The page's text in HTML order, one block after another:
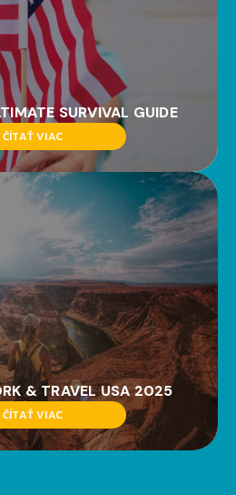
SURVIVAL GUIDE
ČÍTAŤ VIAC
& TRAVEL USA 2025
ČÍTAŤ VIAC